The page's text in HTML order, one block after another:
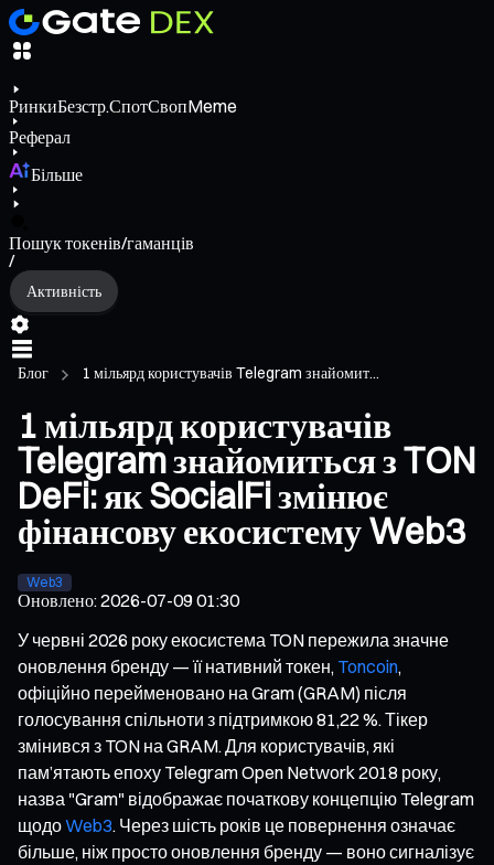
РинкиБезстр.СпотСвопMeme
Реферал
Більше
Пошук токенів/гаманців
/
Активність
Блог 1 мільярд користувачів Telegram знайомит...
1 мільярд користувачів
Telegram знайомиться з TON
DeFi: як SocialFi змінює
фінансову екосистему Web3
Web3
Оновлено:2026-07-09 01:30
У червні 2026 року екосистема TON пережила значне
оновлення бренду — її нативний токен, Toncoin,
офіційно перейменовано на Gram (GRAM) після
голосування спільноти з підтримкою 81,22 %. Тікер
змінився з TON на GRAM. Для користувачів, які
пам’ятають епоху Telegram Open Network 2018 року,
назва "Gram" відображає початкову концепцію Telegram
щодоWeb3. Через шість років це повернення означає
більше, ніж просто оновлення бренду — воно сигналізує